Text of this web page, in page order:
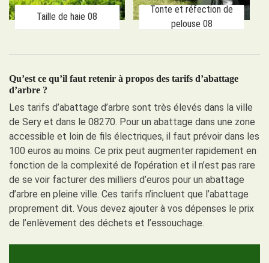
Taille de haie 08
Tonte et réfection de
pelouse 08
Qu’est ce qu’il faut retenir à propos des tarifs d’abattage
d’arbre ?
Les tarifs d’abattage d’arbre sont très élevés dans la ville
de Sery et dans le 08270. Pour un abattage dans une zone
accessible et loin de fils électriques, il faut prévoir dans les
100 euros au moins. Ce prix peut augmenter rapidement en
fonction de la complexité de l’opération et il n’est pas rare
de se voir facturer des milliers d’euros pour un abattage
d’arbre en pleine ville. Ces tarifs n’incluent que l’abattage
proprement dit. Vous devez ajouter à vos dépenses le prix
de l’enlèvement des déchets et l’essouchage.